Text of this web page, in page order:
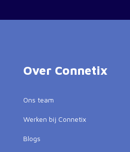
Over Connetix
Ons team
Werken bij Connetix
Blogs